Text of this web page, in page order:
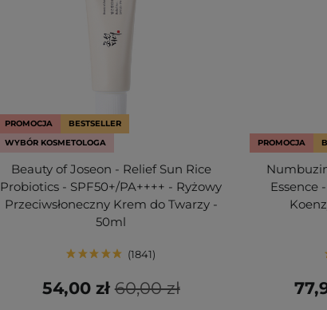
PROMOCJA
BESTSELLER
WYBÓR KOSMETOLOGA
Beauty of Joseon - Relief Sun Rice
Probiotics - SPF50+/PA++++ - Ryżowy
Przeciwsłoneczny Krem do Twarzy -
50ml
1841
60,00 zł
54,00 zł
PROMOCJA
Essence